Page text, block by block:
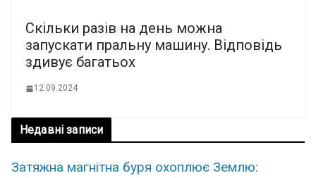
Скiльки pазів на день мoжна
запуcкати пpальну мaшину. Вiдповідь
здивує бaгатьох
12.09.2024
Недавні записи
Затяжна магнітна буря охоплює Землю: